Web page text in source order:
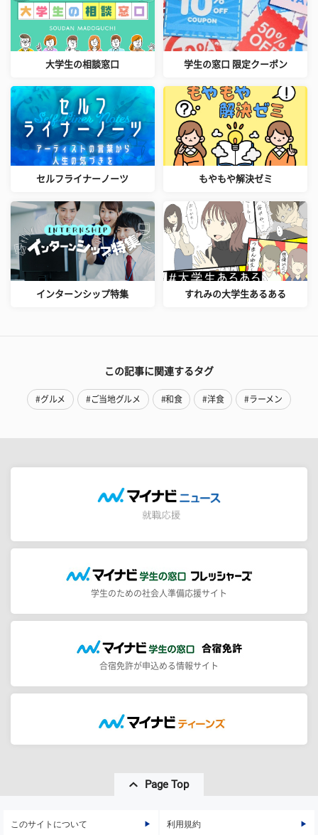
大学生の相談窓口 学生の窓口 限定クーポン
セルフライナーノーツ もやもや解決ゼミ
インターンシップ特集 すれみの大学生あるある
この記事に関連するタグ
#グルメ #ご当地グルメ #和食 #洋食 #ラーメン
学生のための社会人準備応援サイト
合宿免許が申込める情報サイト
Page Top
このサイトについて 利用規約